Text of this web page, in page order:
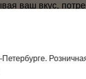
ваш вкус,
репутацией.
000 реализованных